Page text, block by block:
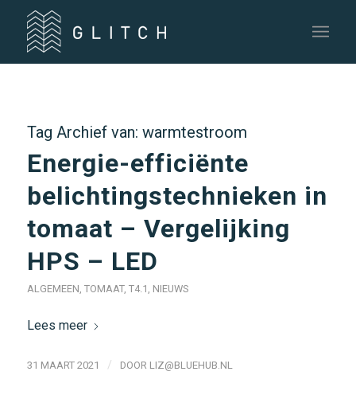
Tag Archief van: warmtestroom
Energie-efficiënte
belichtingstechnieken in
tomaat – Vergelijking
HPS – LED
ALGEMEEN, TOMAAT, T4.1 , NIEUWS
Lees meer
31 MAART 2021 / DOOR LIZ@BLUEHUB.NL